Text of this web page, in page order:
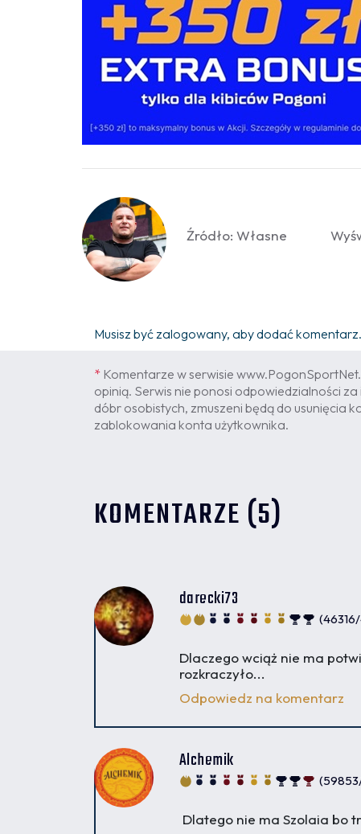
Źródło: Własne
Musisz być zalogowany, aby dodać komentarz.
* Komentarze w serwisie
opinią. Serwis nie ponosi odpowiedzialności
dóbr osobistych, zmuszeni będą do usunięcia
zablokowania konta użytkownika.
KOMENTARZE (5)
darecki73
Dlaczego wciąż nie ma
rozkraczyło...
Odpowiedz na komentarz
Alchemik
Dlatego nie ma Szolaia bo